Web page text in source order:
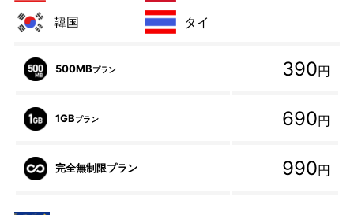
韓国
タイ
500MBプラン 390円
1GBプラン 690円
完全無制限プラン 990円